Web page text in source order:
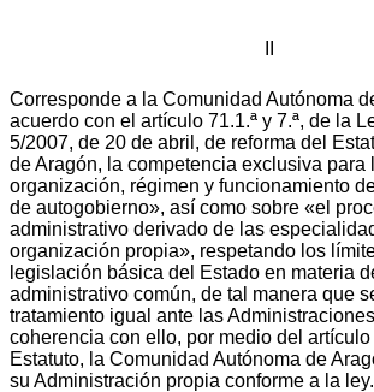
Corresponde a la Comunidad Autónoma
acuerdo con el artículo 71.1.ª y 7.ª, de la
5/2007, de 20 de abril, de reforma del
de Aragón, la competencia exclusiva para
organización, régimen y funcionamiento
de autogobierno», así como sobre «el
administrativo derivado de las
organización propia», respetando los
legislación básica del Estado en materia
administrativo común, de tal manera que
tratamiento igual ante las
coherencia con ello, por medio del
Estatuto, la Comunidad Autónoma de
su Administración propia conforme a la ley.